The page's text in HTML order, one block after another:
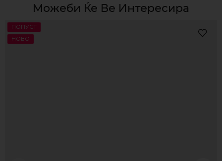
Можеби Ќе Ве Интересира
ПОПУСТ
НОВО